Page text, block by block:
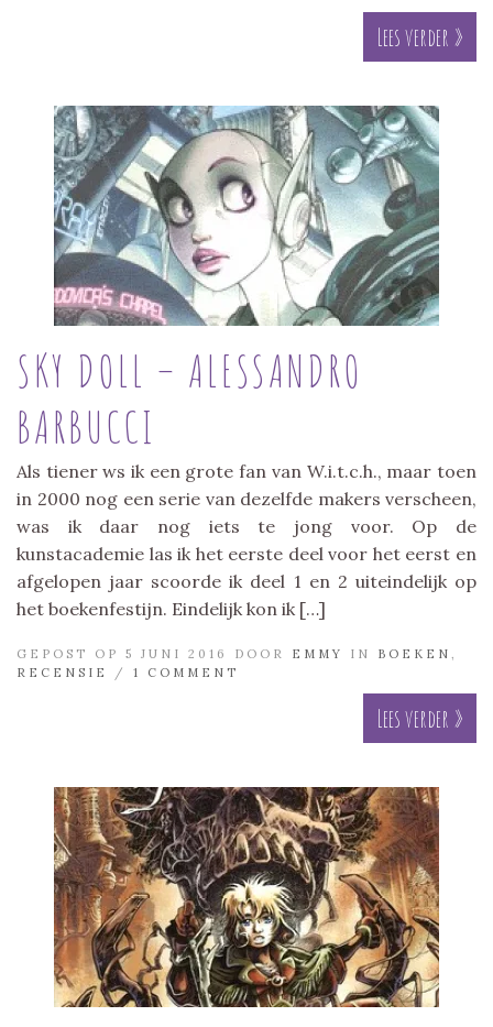
Lees verder »
SKY DOLL – ALESSANDRO
BARBUCCI
Als tiener ws ik een grote fan van W.i.t.c.h., maar toen
in 2000 nog een serie van dezelfde makers verscheen,
was ik daar nog iets te jong voor. Op de
kunstacademie las ik het eerste deel voor het eerst en
afgelopen jaar scoorde ik deel 1 en 2 uiteindelijk op
het boekenfestijn. Eindelijk kon ik […]
GEPOST OP 5 JUNI 2016 DOOR EMMY IN BOEKEN
RECENSIE
/ 1 COMMENT
Lees verder »